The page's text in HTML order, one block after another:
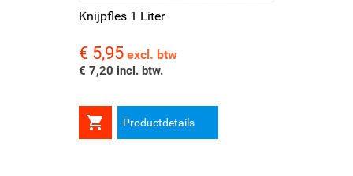
Knijpfles 1 Liter
Prijs
€ 5,95 excl. btw
€ 7,20 incl. btw.
 Productdetails